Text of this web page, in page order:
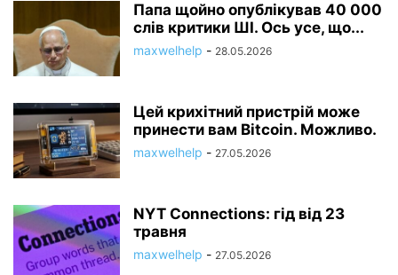
Папа щойно опублікував 40 000
слів критики ШІ. Ось усе, що...
maxwelhelp - 28.05.2026
Цей крихітний пристрій може
принести вам Bitcoin. Можливо.
maxwelhelp - 27.05.2026
NYT Connections: гід від 23
травня
maxwelhelp - 27.05.2026